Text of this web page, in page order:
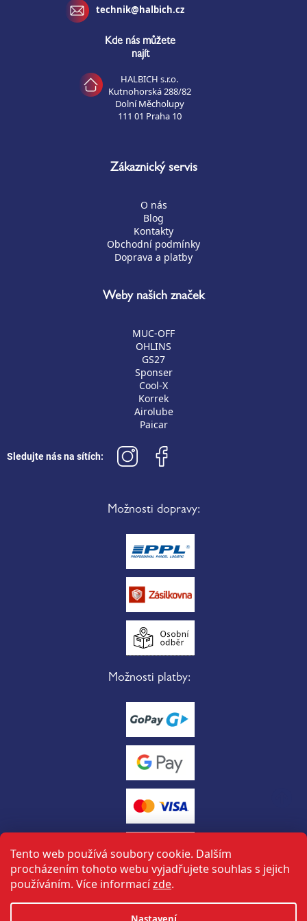
Tento web používá soubory cookie. Dalším
procházením tohoto webu vyjadřujete souhlas s jejich
používáním. Více informacízde.
technik@halbich.cz
Kde nás můžete
najít
HALBICH s.r.o.
Kutnohorská 288/82
Dolní Měcholupy
111 01 Praha 10
Zákaznický servis
O nás
Blog
Kontakty
Obchodní podmínky
Doprava a platby
Weby našich značek
MUC-OFF
OHLINS
GS27
Sponser
Cool-X
Korrek
Airolube
Paicar
Sledujte nás na sítích:
Možnosti dopravy:
Možnosti platby:
Vytvořil Shoptet